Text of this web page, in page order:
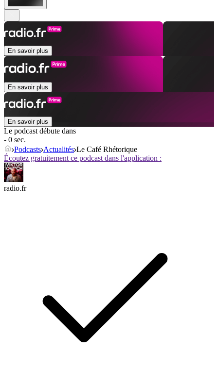
En savoir plus
En savoir plus
En savoir plus
Le podcast débute dans
- 0 sec.
Podcasts Actualités Le Café Rhétorique
Écoutez gratuitement ce podcast dans l'application :
radio.fr